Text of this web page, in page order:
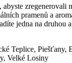
abyste zregenerovali
pramenů a
jedna na druhou
Teplice, Piešťany,
Velké Losiny